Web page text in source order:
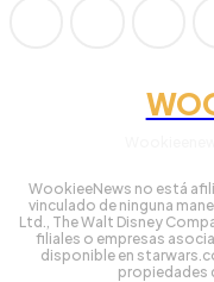
WookieeNews no está
vinculado de ninguna
Ltd., The Walt Disney
filiales o empresas
disponible en
propiedades